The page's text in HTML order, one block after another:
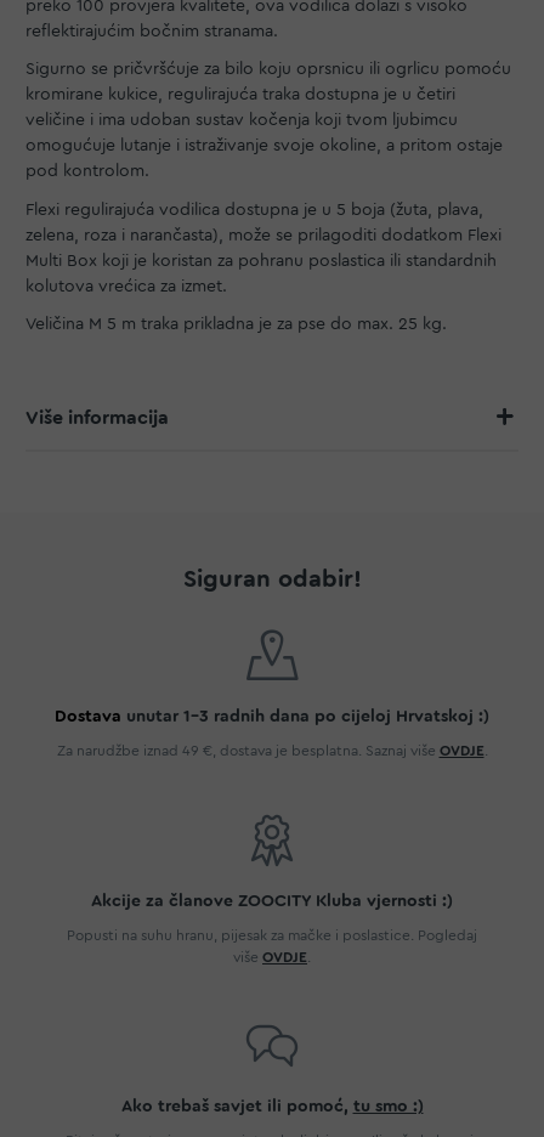
preko 100 provjera kvalitete, ova vodilica dolazi s visoko
reflektirajućim bočnim stranama.
Sigurno se pričvršćuje za bilo koju oprsnicu ili ogrlicu pomoću
kromirane kukice, regulirajuća traka dostupna je u četiri
veličine i ima udoban sustav kočenja koji tvom ljubimcu
omogućuje lutanje i istraživanje svoje okoline, a pritom ostaje
pod kontrolom.
Flexi regulirajuća vodilica dostupna je u 5 boja (žuta, plava,
zelena, roza i narančasta), može se prilagoditi dodatkom Flexi
Multi Box koji je koristan za pohranu poslastica ili standardnih
kolutova vrećica za izmet.
Veličina M 5 m traka prikladna je za pse do max. 25 kg.
Više informacija
Siguran odabir!
Dostava unutar 1-3 radnih dana po cijeloj Hrvatskoj :)
Za narudžbe iznad 49 €, dostava je besplatna. Saznaj više OVDJE
Akcije za članove ZOOCITY Kluba vjernosti :)
Popusti na suhu hranu, pijesak za mačke i poslastice. Pogledaj
više OVDJE
Ako trebaš savjet ili pomoć, tu smo :)